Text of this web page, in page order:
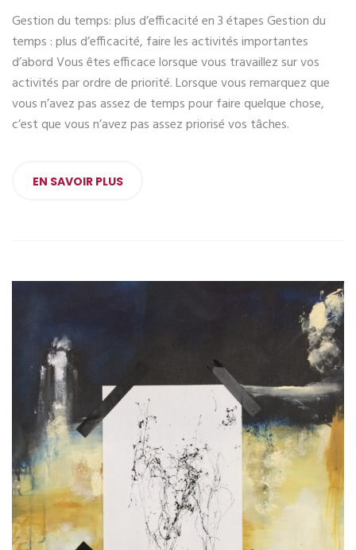
Gestion du temps: plus d’efficacité en 3 étapes Gestion du
temps : plus d’efficacité, faire les activités importantes
d’abord Vous êtes efficace lorsque vous travaillez sur vos
activités par ordre de priorité. Lorsque vous remarquez que
vous n’avez pas assez de temps pour faire quelque chose,
c’est que vous n’avez pas assez priorisé vos tâches.
EN SAVOIR PLUS